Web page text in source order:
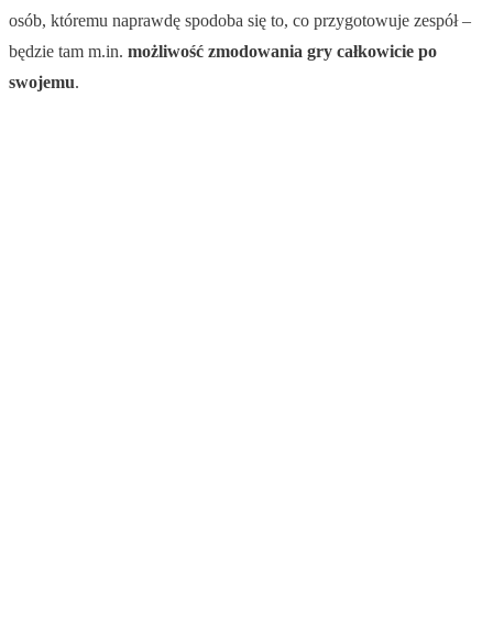
osób, któremu naprawdę spodoba się to, co przygotowuje zespół –
będzie tam m.in. możliwość zmodowania gry całkowicie po
swojemu.